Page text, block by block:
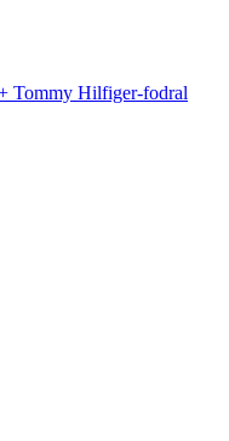
Tommy Hilfiger-fodral